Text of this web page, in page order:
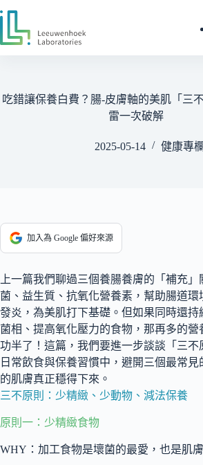
跳
主
容
吃錯讓保養白費？腸-皮膚軸的美肌「三
雷一次破解
2025-05-14 健康專欄
加入為 Google 偏好來源
上一篇我們聊過三個養腸養膚的「補充
菌、益生質、抗氧化營養素，幫助腸道環
發炎，為美肌打下基礎。但如果同時還持
菌相、提高氧化壓力的食物，那再多的營
功半了！這篇，我們要進一步談談「三
日常飲食與保養習慣中，避開三個最常見
的肌膚真正穩得下來。
三不原則：少精緻、少動物、減法保養
原則一：少精緻食物
WHY：加工食物是壞菌的最愛，也是肌